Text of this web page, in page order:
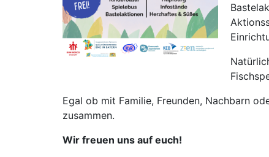
Egal ob mit Familie, Freunden, Nachbarn
zusammen.
Wir freuen uns auf euch!